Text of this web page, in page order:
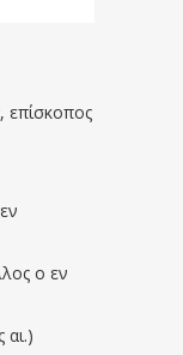
επίσκοπος
ο εν